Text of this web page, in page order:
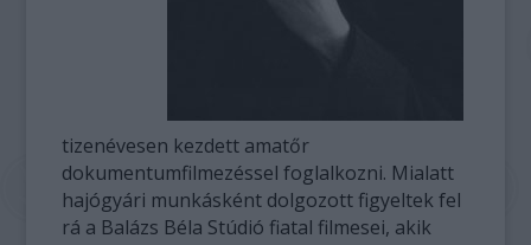
tizenévesen kezdett amatőr
dokumentumfilmezéssel foglalkozni. Mialatt
hajógyári munkásként dolgozott figyeltek fel
rá a Balázs Béla Stúdió fiatal filmesei, akik